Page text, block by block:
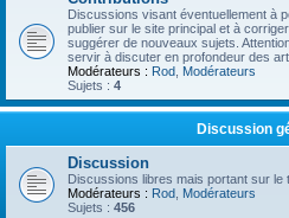
Discussions visant éventuellement à
publier sur le site principal et à
suggérer de nouveaux sujets.
servir à discuter en profondeur des
Modérateurs : Rod Modérateurs
Sujets : 4
Discussion
Discussion
Discussions libres mais portant sur le
Modérateurs : Rod Modérateurs
Sujets : 456